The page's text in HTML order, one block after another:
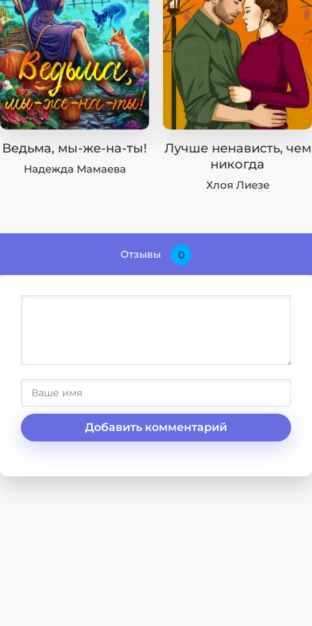
Ведьма, мы-же-на-ты!
Надежда Мамаева
Лучше ненависть, чем
никогда
Хлоя Лиезе
Отзывы 0
Добавить комментарий